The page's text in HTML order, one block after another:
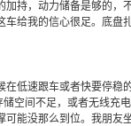
持，动力储备是够的
给我的信心很足。底
低速跟车或者快要停
空间不足，或者无线充
能没那么到位。我朋友